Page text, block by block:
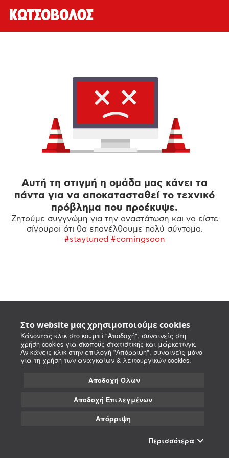
Στο website μας χρησιμοποιούμε cookies
Κάνοντας κλικ στο κουμπί "Αποδοχή", συναινείς στη
χρήση cookies για σκοπούς στατιστικής και μάρκετινγκ.
Αν κάνεις κλικ στην επιλογή "Απόρριψη", συναινείς μόνο
για τη χρήση των αναγκαίων & λειτουργικών cookies.
Αποδοχή Όλων
Αποδοχή Επιλεγμένων
Απόρριψη
Περισσότερα
Αυτή τη στιγμή η ομάδα μας κάνει τα
πάντα για να αποκατασταθεί το τεχνικό
πρόβλημα που προέκυψε.
Ζητούμε συγγνώμη για την αναστάτωση και να είστε
σίγουροι ότι θα επανέλθουμε πολύ σύντομα.
#staytuned #comingsoon